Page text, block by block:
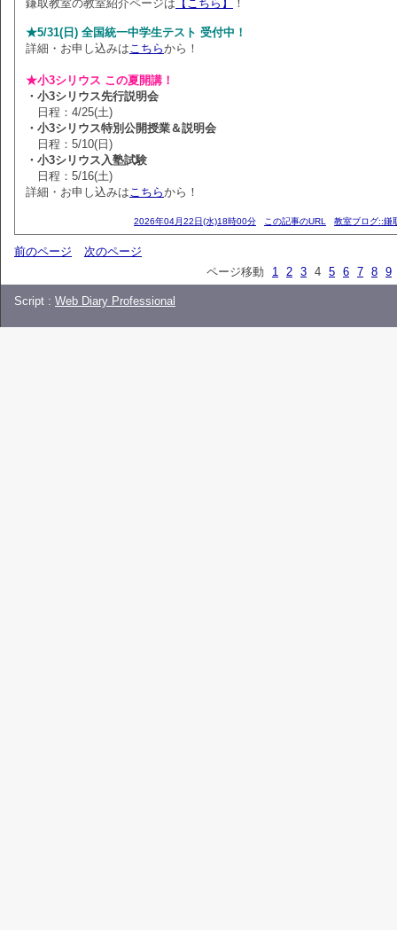
鎌取教室の教室紹介ページは 【こちら】 ！
★5/31(日) 全国統一中学生テスト 受付中！
詳細・お申し込みはこちらから！
★小3シリウス この夏開講！
・小3シリウス先行説明会
日程：4/25(土)
・小3シリウス特別公開授業＆説明会
日程：5/10(日)
・小3シリウス入塾試験
日程：5/16(土)
詳細・お申し込みはこちらから！
2026年04月22日(水)18時00分 この記事のURL 教室ブログ::鎌
前のページ
次のページ
ページ移動
1 2 3 4 5 6 7 8 9
Script : Web Diary Professional